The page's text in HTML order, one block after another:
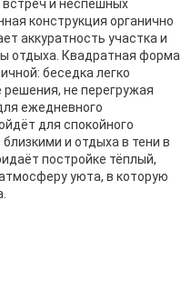
и неспешных
конструкция органично
аккуратность участка и
отдыха. Квадратная форма
беседка легко
не перегружая
ежедневного
для спокойного
и отдыха в тени в
постройке тёплый,
уюта, в которую